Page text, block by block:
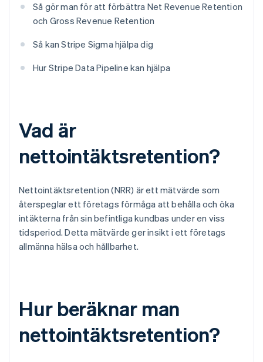
Så gör man för att förbättra Net Revenue Retention
och Gross Revenue Retention
Så kan Stripe Sigma hjälpa dig
Hur Stripe Data Pipeline kan hjälpa
Vad är
nettointäktsretention?
Nettointäktsretention (NRR) är ett mätvärde som
återspeglar ett företags förmåga att behålla och öka
intäkterna från sin befintliga kundbas under en viss
tidsperiod. Detta mätvärde ger insikt i ett företags
allmänna hälsa och hållbarhet.
Hur beräknar man
nettointäktsretention?